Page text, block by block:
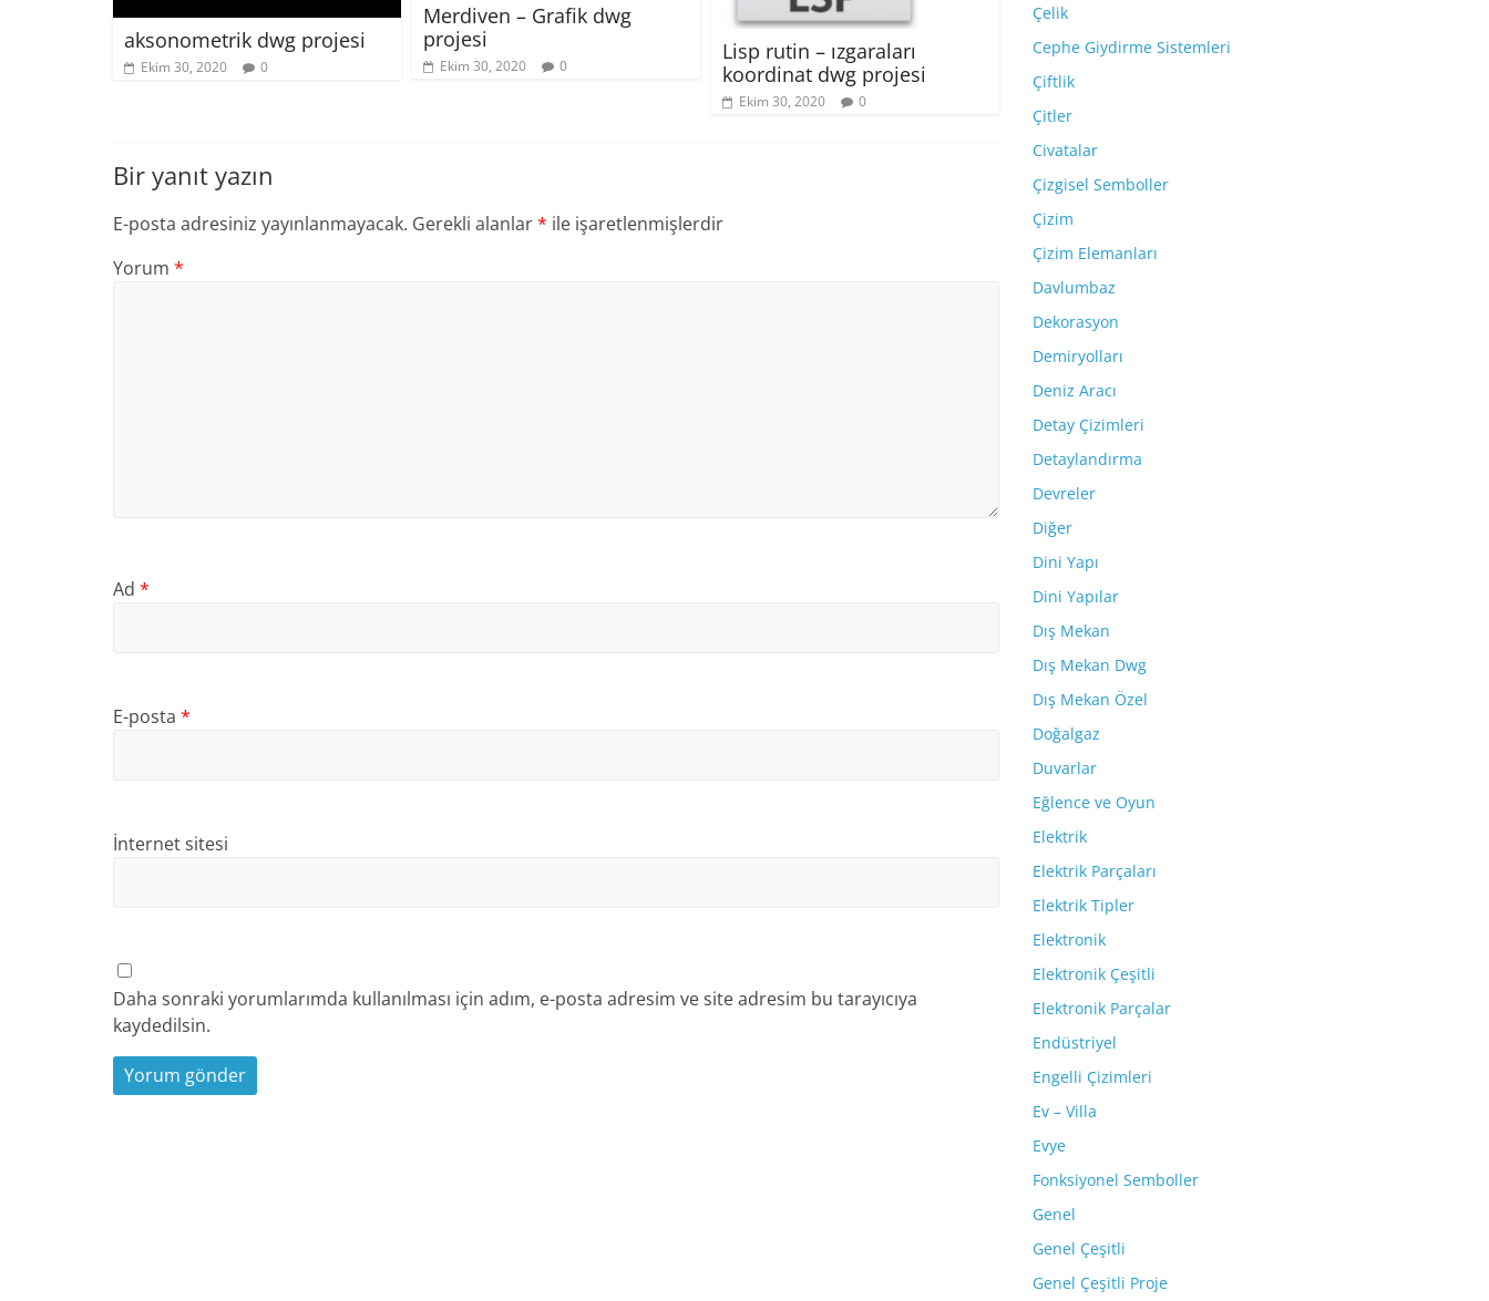
aksonometrik dwg projesi
Ekim 30, 2020 0
Merdiven – Grafik dwg
projesi
Ekim 30, 2020 0
Lisp rutin – ızgaraları
koordinat dwg projesi
Ekim 30, 2020 0
Bir yanıt yazın
E-posta adresiniz yayınlanmayacak. Gerekli alanlar* ile işaretlenmişlerdir
Yorum *
Ad *
E-posta *
İnternet sitesi
Daha sonraki yorumlarımda kullanılması için adım, e-posta adresim ve site adresim bu tarayıcıya
kaydedilsin.
Çelik
Cephe Giydirme Sistemleri
Çiftlik
Çitler
Civatalar
Çizgisel Semboller
Çizim
Çizim Elemanları
Davlumbaz
Dekorasyon
Demiryolları
Deniz Aracı
Detay Çizimleri
Detaylandırma
Devreler
Diğer
Dini Yapı
Dini Yapılar
Dış Mekan
Dış Mekan Dwg
Dış Mekan Özel
Doğalgaz
Duvarlar
Eğlence ve Oyun
Elektrik
Elektrik Parçaları
Elektrik Tipler
Elektronik
Elektronik Çeşitli
Elektronik Parçalar
Endüstriyel
Engelli Çizimleri
Ev – Villa
Evye
Fonksiyonel Semboller
Genel
Genel Çeşitli
Genel Çeşitli Proje